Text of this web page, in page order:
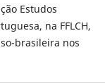
Estudos
na FFLCH,
brasileira nos